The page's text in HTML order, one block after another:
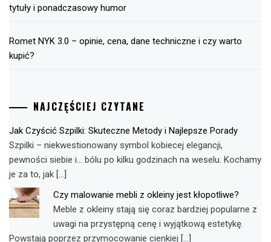
tytuły i ponadczasowy humor
Romet NYK 3.0 – opinie, cena, dane techniczne i czy warto
kupić?
NAJCZĘŚCIEJ CZYTANE
Jak Czyścić Szpilki: Skuteczne Metody i Najlepsze Porady
Szpilki – niekwestionowany symbol kobiecej elegancji,
pewności siebie i… bólu po kilku godzinach na weselu. Kochamy
je za to, jak […]
Czy malowanie mebli z okleiny jest kłopotliwe?
Meble z okleiny stają się coraz bardziej popularne z
uwagi na przystępną cenę i wyjątkową estetykę.
Powstają poprzez przymocowanie cienkiej […]